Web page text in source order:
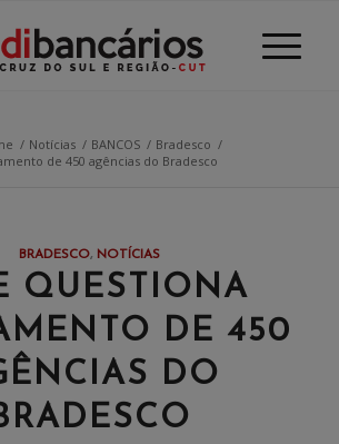
/ Notícias / BANCOS / Bradesco /
de 450 agências do Bradesco
BRADESCO, NOTÍCIAS
QUESTIONA
DE 450
DO